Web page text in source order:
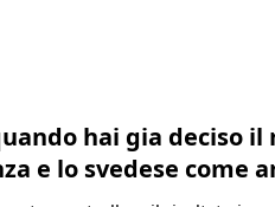
hai gia deciso il
e lo svedese come